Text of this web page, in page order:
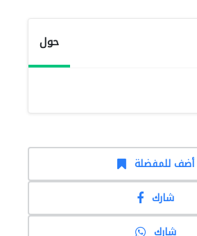
حول
أضف للمفضلة
شارك
شارك